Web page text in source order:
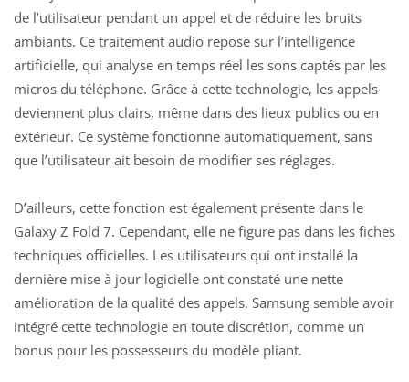
de l’utilisateur pendant un appel et de réduire les bruits
ambiants. Ce traitement audio repose sur l’intelligence
artificielle, qui analyse en temps réel les sons captés par les
micros du téléphone. Grâce à cette technologie, les appels
deviennent plus clairs, même dans des lieux publics ou en
extérieur. Ce système fonctionne automatiquement, sans
que l’utilisateur ait besoin de modifier ses réglages.
D’ailleurs, cette fonction est également présente dans le
Galaxy Z Fold 7. Cependant, elle ne figure pas dans les fiches
techniques officielles. Les utilisateurs qui ont installé la
dernière mise à jour logicielle ont constaté une nette
amélioration de la qualité des appels. Samsung semble avoir
intégré cette technologie en toute discrétion, comme un
bonus pour les possesseurs du modèle pliant.